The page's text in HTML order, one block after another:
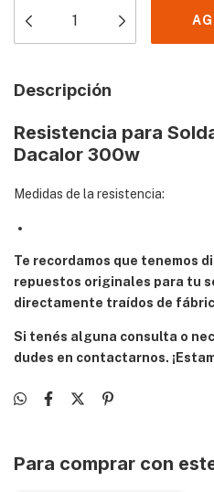
Descripción
Resistencia para
Dacalor 300w
Medidas de la resistencia:
Te recordamos que tenemos
repuestos originales para tu
directamente traídos de
Si tenés alguna consulta o
dudes en contactarnos.
Para comprar con